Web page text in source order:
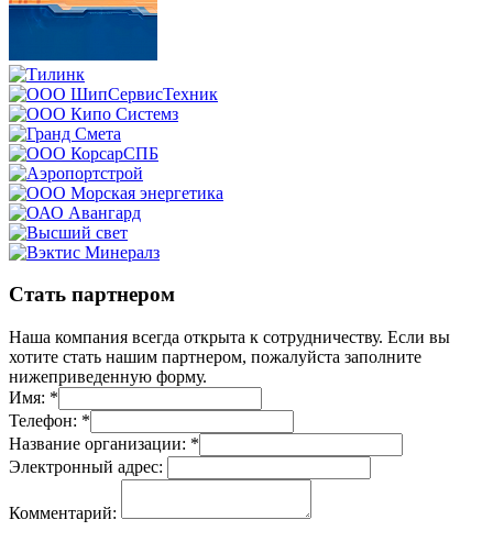
Стать партнером
Наша компания всегда открыта к сотрудничеству. Если вы
хотите стать нашим партнером, пожалуйста заполните
нижеприведенную форму.
Имя: *
Телефон: *
Название организации: *
Электронный адрес:
Комментарий: